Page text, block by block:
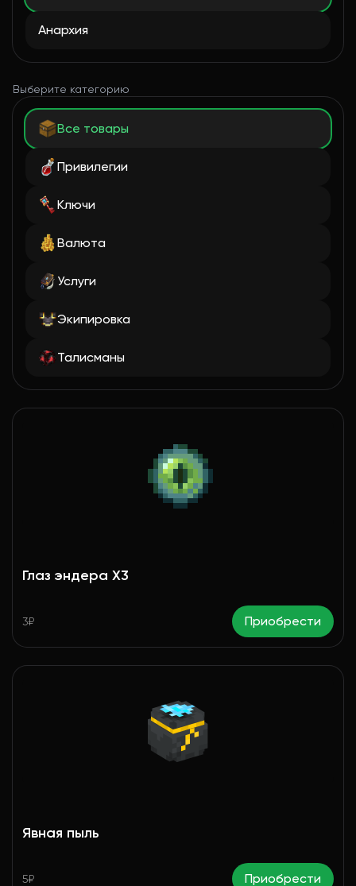
Анархия
Выберите категорию
Все товары
Привилегии
Ключи
Валюта
Услуги
Экипировка
Талисманы
Глаз эндера X3
3₽ Приобрести
Явная пыль
5₽ Приобрести